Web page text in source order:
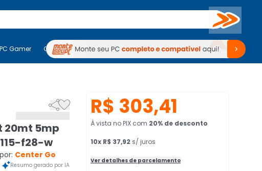
Buscar
PC Gamer Computadores Periféricos TV Venda no KaBuM!
PC Gamer Computadores Periféricos TV Venda no KaBuM!

20mt 5mp
f28-w
Center Go
Resumo gerado por IA
R$ 303,41
À vista no PIX com 20% de desconto
10x R$ 37,92 s/ juros
Ver detalhes de parcelamento